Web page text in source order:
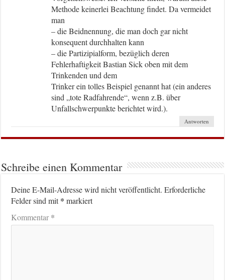
Methode keinerlei Beachtung findet. Da vermeidet
man
– die Beidnennung, die man doch gar nicht
konsequent durchhalten kann
– die Partizipialform, bezüglich deren
Fehlerhaftigkeit Bastian Sick oben mit dem
Trinkenden und dem
Trinker ein tolles Beispiel genannt hat (ein anderes
sind „tote Radfahrende“, wenn z.B. über
Unfallschwerpunkte berichtet wird.).
Antworten
Schreibe einen Kommentar
Deine E-Mail-Adresse wird nicht veröffentlicht. Erforderliche
Felder sind mit* markiert
Kommentar*